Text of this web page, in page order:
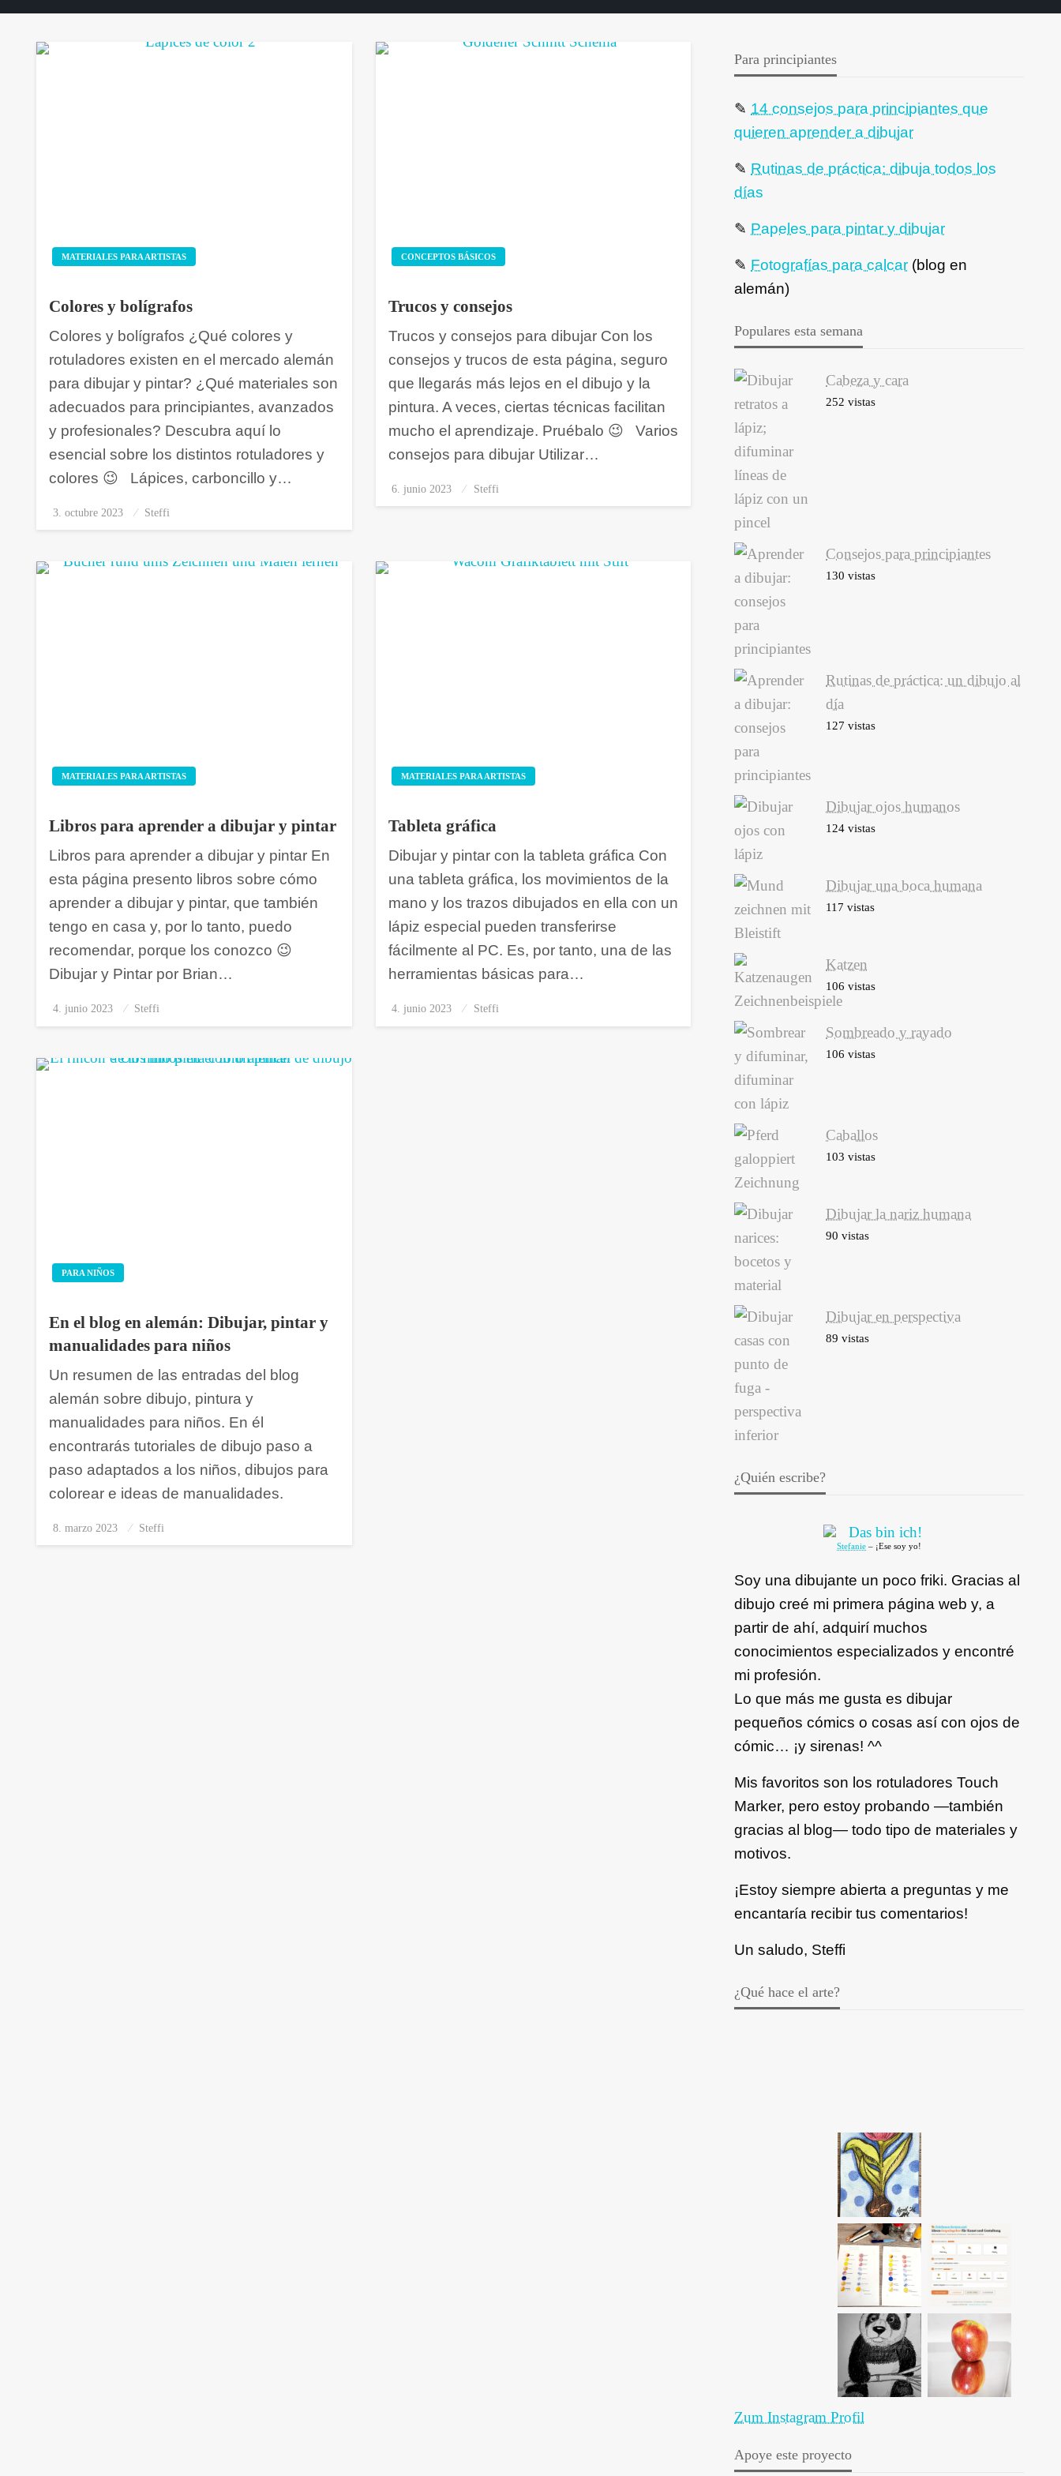
MATERIALES PARA ARTISTAS
Colores y bolígrafos
Colores y bolígrafos ¿Qué colores y
rotuladores existen en el mercado alemán
para dibujar y pintar? ¿Qué materiales son
adecuados para principiantes, avanzados
y profesionales? Descubra aquí lo
esencial sobre los distintos rotuladores y
colores 😉 Lápices, carboncillo y…
Publicado
el
3. octubre 2023 Steffi
CONCEPTOS BÁSICOS
Trucos y consejos
Trucos y consejos para dibujar Con los
consejos y trucos de esta página, seguro
que llegarás más lejos en el dibujo y la
pintura. A veces, ciertas técnicas facilitan
mucho el aprendizaje. Pruébalo 😉 Varios
consejos para dibujar Utilizar…
Publicado
el
6. junio 2023 Steffi
MATERIALES PARA ARTISTAS
Libros para aprender a dibujar y pintar
Libros para aprender a dibujar y pintar En
esta página presento libros sobre cómo
aprender a dibujar y pintar, que también
tengo en casa y, por lo tanto, puedo
recomendar, porque los conozco 😉
Dibujar y Pintar por Brian…
Publicado
el
4. junio 2023 Steffi
MATERIALES PARA ARTISTAS
Tableta gráfica
Dibujar y pintar con la tableta gráfica Con
una tableta gráfica, los movimientos de la
mano y los trazos dibujados en ella con un
lápiz especial pueden transferirse
fácilmente al PC. Es, por tanto, una de las
herramientas básicas para…
Publicado
el
4. junio 2023 Steffi
PARA NIÑOS
En el blog en alemán: Dibujar, pintar y
manualidades para niños
Un resumen de las entradas del blog
alemán sobre dibujo, pintura y
manualidades para niños. En él
encontrarás tutoriales de dibujo paso a
paso adaptados a los niños, dibujos para
colorear e ideas de manualidades.
Publicado
el
8. marzo 2023 Steffi
Para principiantes
✎ 14 consejos para principiantes que
quieren aprender a dibujar
✎ Rutinas de práctica: dibuja todos los
días
✎ Papeles para pintar y dibujar
✎ Fotografías para calcar (blog en
alemán)
Populares esta semana
Cabeza y cara
252 vistas
Consejos para principiantes
130 vistas
Rutinas de práctica: un dibujo al
día
127 vistas
Dibujar ojos humanos
124 vistas
Dibujar una boca humana
117 vistas
Katzen
106 vistas
Sombreado y rayado
106 vistas
Caballos
103 vistas
Dibujar la nariz humana
90 vistas
Dibujar en perspectiva
89 vistas
¿Quién escribe?
Stefanie – ¡Ese soy yo!
Soy una dibujante un poco friki. Gracias al
dibujo creé mi primera página web y, a
partir de ahí, adquirí muchos
conocimientos especializados y encontré
mi profesión.
Lo que más me gusta es dibujar
pequeños cómics o cosas así con ojos de
cómic… ¡y sirenas! ^^
Mis favoritos son los rotuladores Touch
Marker, pero estoy probando —también
gracias al blog— todo tipo de materiales y
motivos.
¡Estoy siempre abierta a preguntas y me
encantaría recibir tus comentarios!
Un saludo, Steffi
¿Qué hace el arte?
Zum Instagram Profil
Apoye este proyecto